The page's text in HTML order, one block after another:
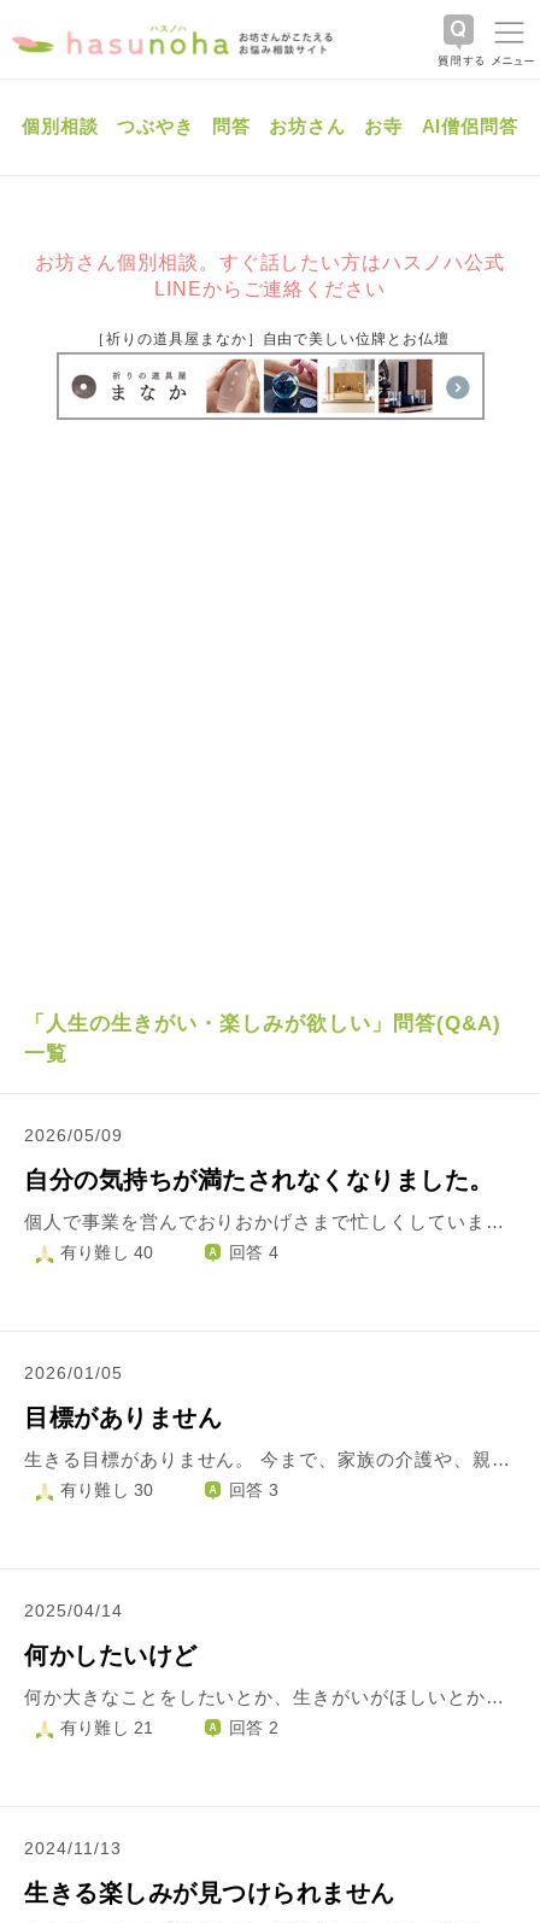
個別相談 つぶやき 問答 お坊さん お寺 AI僧侶問答
お坊さん個別相談。すぐ話したい方はハスノハ公式
LINEからご連絡ください
［祈りの道具屋まなか］自由で美しい位牌とお仏壇
「人生の生きがい・楽しみが欲しい」問答(Q&A)
一覧
2026/05/09
自分の気持ちが満たされなくなりました。
個人で事業を営んでおりおかげさまで忙しくしています。 なのですが、最近満たされないというか何のために働いているのかわからなくなりました。 お客様には喜んでいただけます。 以前ご依頼いただいたお客様から他のお客様をご紹介いただくこともあります。 なのできっと私の仕事は誰かの役に立っているのだろうなって思います。 ただ、「だから何？」という気持ちがわいてくるようになってしまいました。 まったく自分が満たされていないというような気持ちです。 お仕事をいただいて喜んでもらえてお金もいただける。 お客様には喜んでもらえる。 以前はそれが嬉しかったりやりがいだったりしました。 でも今は「それが何なの？」しか思えなくなってしまいました。 ただ淡々と、黙々と仕事をこなしているような日々です。 いただいたお金で生活費を工面していますし少しは自分の趣味にも使えます。 ですが趣味に使っても楽しめるのは一時だけ。 また元の状態に戻ってしまいます。 あちこちと調整して進めないといけない仕事でどうしても納得してもらえない関係者の方もいらっしゃって怒鳴られたり嫌味を言われることもあります。 それでも以前は終わった後お客様からのありがとうで全部吹き飛んでいました。 でも今は感情が消えてしまったというか、「はい、おつかれさまでした。」ぐらいにしか思えません。 もちろん表には出しませんが・・・ なにがどうしてこうなってしまったんだろう・・・？ なんか毎日しんどいな。 でも生活していかなきゃいけないから働くしかないよな。 あれ？何がしたくてこの仕事やってたんだっけ？ 疲れてるのかな？ そんなことばっかり考えてしまいます。 こういう気持ちになるのってごく普通のことなんでしょうか。
有り難し 40 回答 4
2026/01/05
目標がありません
生きる目標がありません。 今まで、家族の介護や、親戚の子育ての手伝いなどで他人の世話ばかりをしており、自分の時間がありませんでした。 約15年ほどそんな生活をしていたので、 暇になってしまった今、何をしたいかと問われてもわかりません。 また以前働いていた仕事で心療内科にかかるほど辛いことがあり、精神的に責任感のある仕事ができないでいます。 平穏な生活をただ繰り返すだけでは、成長などもないとわかってはいるのですが、 自分が何をしたいのか、なんのために生きているのかがわからなくなっています。 このまま老いて死んでいくのかと思うと、恐ろしくなってしまいます。 一年の目標も決められずに情けないです。 どのような心持ちで日々を過ごせばいいのか、アドバイスをいただければと思います。
有り難し 30 回答 3
2025/04/14
何かしたいけど
何か大きなことをしたいとか、生きがいがほしいとか思っています。 現在というかずっと仕事をしたくなくてしないつもりでいます。 人や疲れることが怖くて訓練にすら行けないのです。 昔からそうでした。何も続かない。 特技も資格も何も持ってない。 家も金持ちじゃない。 何か開催したり何かの専門職についたりしてみたいけど…。 これじゃあ一生夢見てるだけでしょうか？ 金持ちになって綺麗な家に住んだりしてみたいなあ…
有り難し 21 回答 2
2024/11/13
生きる楽しみが見つけられません